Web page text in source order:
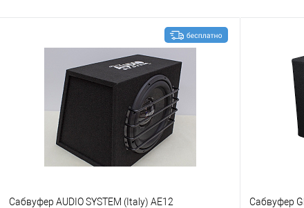
Сабвуфер AUDIO SYSTEM (Italy) AE12 Сабвуфер